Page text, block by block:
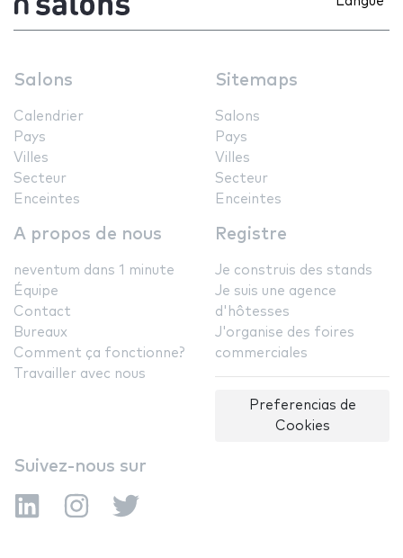
Salons
Calendrier
Pays
Villes
Secteur
Enceintes
Sitemaps
Salons
Pays
Villes
Secteur
Enceintes
A propos de nous
neventum dans 1 minute
Équipe
Contact
Bureaux
Comment ça fonctionne?
Travailler avec nous
Registre
Je construis des stands
Je suis une agence
d'hôtesses
J'organise des foires
commerciales
Preferencias de
Cookies
Suivez-nous sur